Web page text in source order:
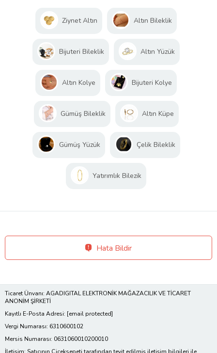
Ziynet Altın Altın Bileklik
Bijuteri Bileklik Altın Yüzük
Altın Kolye Bijuteri Kolye
Gümüş Bileklik Altın Küpe
Gümüş Yüzük Çelik Bileklik
Yatırımlık Bilezik
Hata Bildir
Ticaret Ünvanı: AGADIGITAL ELEKTRONİK MAĞAZACILIK VE TİCARET
ANONİM ŞİRKETİ
Kayıtlı E-Posta Adresi: [email protected]
Vergi Numarası: 6310600102
Mersis Numarası: 0631060010200010
İletişim: Satıcının Çiçeksepeti tarafından teyit edilmiş iletişim bilgileri ile